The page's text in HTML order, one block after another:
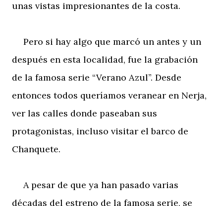
unas vistas impresionantes de la costa.
Pero si hay algo que marcó un antes y un
después en esta localidad, fue la grabación
de la famosa serie “Verano Azul”. Desde
entonces todos queríamos veranear en Nerja,
ver las calles donde paseaban sus
protagonistas, incluso visitar el barco de
Chanquete.
A pesar de que ya han pasado varias
décadas del estreno de la famosa serie, se